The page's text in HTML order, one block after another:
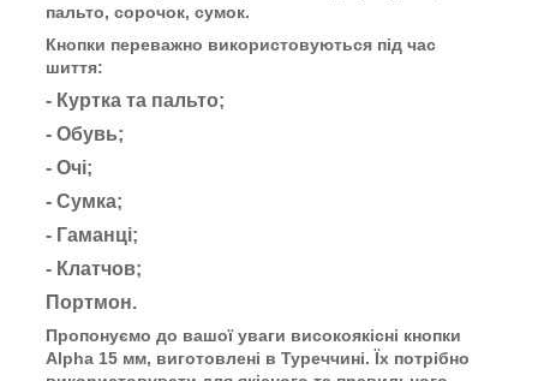
пальто, сорочок, сумок.
Кнопки переважно використовуються під час
шиття:
- Куртка та пальто;
- Обувь;
- Очі;
- Сумка;
- Гаманці;
- Клатчов;
Портмон.
Пропонуємо до вашої уваги високоякісні кнопки
Alpha 15 мм, виготовлені в Туреччині. Їх потрібно